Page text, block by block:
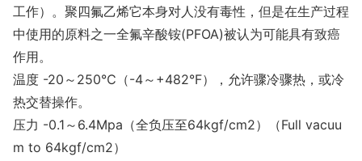
工作）。聚四氟乙烯它本身对人没有毒性，但是在生产过程
中使用的原料之一全氟辛酸铵(PFOA)被认为可能具有致癌
作用。
温度 -20～250℃（-4～+482°F），允许骤冷骤热，或冷
热交替操作。
压力 -0.1～6.4Mpa（全负压至64kgf/cm2）（Full vacuu
m to 64kgf/cm2）